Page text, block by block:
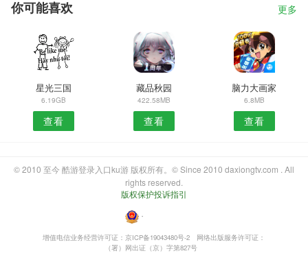
你可能喜欢 更多
星光三国
6.19GB
查看
藏品秋园
422.58MB
查看
脑力大画家
6.8MB
查看
© 2010 至今 酷游登录入口ku游 版权所有。© Since 2010 daxiongtv.com . All
rights reserved.
版权保护投诉指引
・
增值电信业务经营许可证：京ICP备19043480号-2
网络出版服务许可证：
（署）网出证（京）字第827号